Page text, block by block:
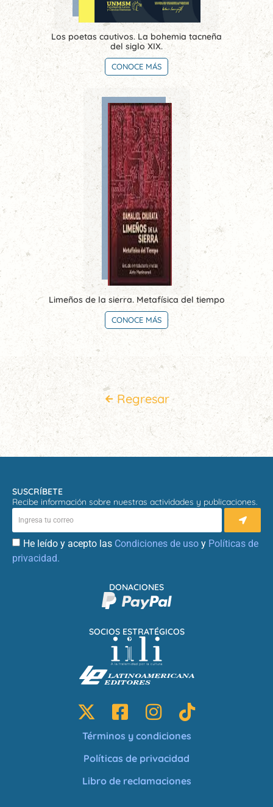
Los poetas cautivos. La bohemia tacneña
del siglo XIX.
CONOCE MÁS
Limeños de la sierra. Metafísica del tiempo
CONOCE MÁS
Regresar
SUSCRÍBETE
Recibe información sobre nuestras actividades y publicaciones.
He leído y acepto las Condiciones de uso y Políticas de
privacidad.
SOCIOS ESTRATÉGICOS
DONACIONES
Términos y condiciones
Políticas de privacidad
Libro de reclamaciones